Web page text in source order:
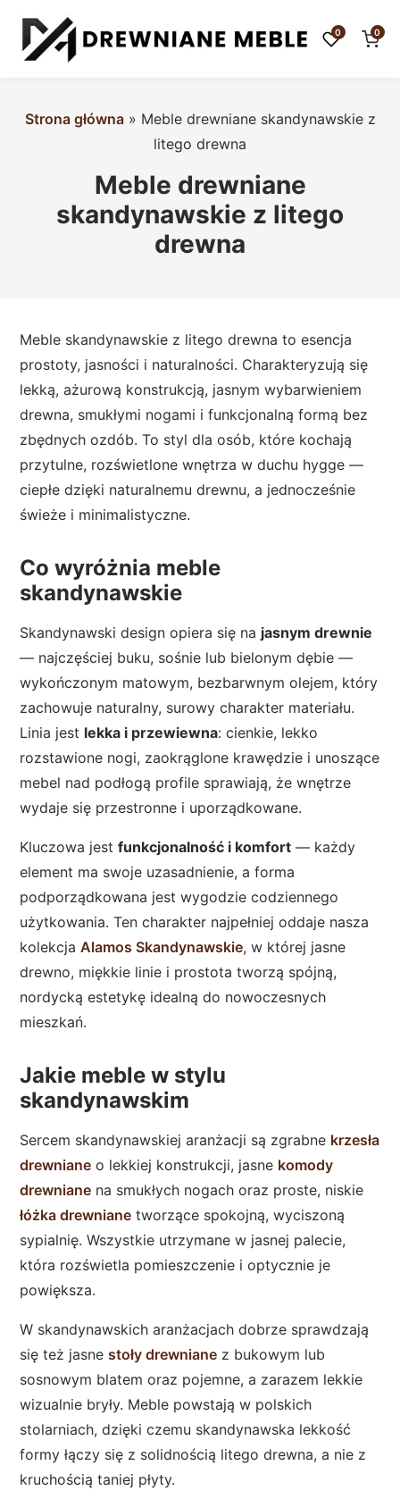
0 0
Strona główna» Meble drewniane skandynawskie z
litego drewna
Meble drewniane
skandynawskie z litego
drewna
Meble skandynawskie z litego drewna to esencja
prostoty, jasności i naturalności. Charakteryzują się
lekką, ażurową konstrukcją, jasnym wybarwieniem
drewna, smukłymi nogami i funkcjonalną formą bez
zbędnych ozdób. To styl dla osób, które kochają
przytulne, rozświetlone wnętrza w duchu hygge —
ciepłe dzięki naturalnemu drewnu, a jednocześnie
świeże i minimalistyczne.
Co wyróżnia meble
skandynawskie
Skandynawski design opiera się na jasnym drewnie
— najczęściej buku, sośnie lub bielonym dębie —
wykończonym matowym, bezbarwnym olejem, który
zachowuje naturalny, surowy charakter materiału.
Linia jest lekka i przewiewna: cienkie, lekko
rozstawione nogi, zaokrąglone krawędzie i unoszące
mebel nad podłogą profile sprawiają, że wnętrze
wydaje się przestronne i uporządkowane.
Kluczowa jestfunkcjonalność i komfort — każdy
element ma swoje uzasadnienie, a forma
podporządkowana jest wygodzie codziennego
użytkowania. Ten charakter najpełniej oddaje nasza
kolekcjaAlamos Skandynawskie, w której jasne
drewno, miękkie linie i prostota tworzą spójną,
nordycką estetykę idealną do nowoczesnych
mieszkań.
Jakie meble w stylu
skandynawskim
Sercem skandynawskiej aranżacji są zgrabne krzesła
drewniane o lekkiej konstrukcji, jasne komody
drewniane na smukłych nogach oraz proste, niskie
łóżka drewniane tworzące spokojną, wyciszoną
sypialnię. Wszystkie utrzymane w jasnej palecie,
która rozświetla pomieszczenie i optycznie je
powiększa.
W skandynawskich aranżacjach dobrze sprawdzają
się też jasnestoły drewniane z bukowym lub
sosnowym blatem oraz pojemne, a zarazem lekkie
wizualnie bryły. Meble powstają w polskich
stolarniach, dzięki czemu skandynawska lekkość
formy łączy się z solidnością litego drewna, a nie z
kruchością taniej płyty.